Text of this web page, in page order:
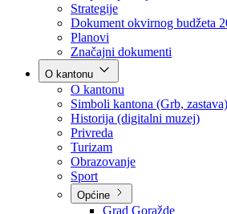
Poslovnik
Program rada Vlade
Ekspoze premijera
Strategije
Dokument okvirnog budžeta
Planovi
Značajni dokumenti
O kantonu
O kantonu
Simboli kantona (Grb, zastava)
Historija (digitalni muzej)
Privreda
Turizam
Obrazovanje